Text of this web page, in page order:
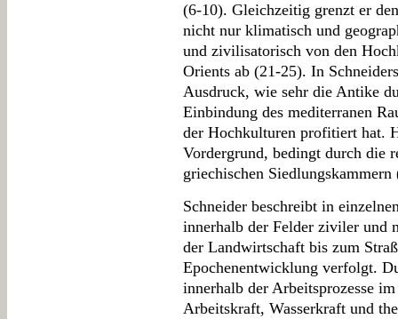
(6-10). Gleichzeitig grenzt er
nicht nur klimatisch und
und zivilisatorisch von den
Orients ab (21-25). In
Ausdruck, wie sehr die Antike
Einbindung des mediterranen
der Hochkulturen profitiert hat.
Vordergrund, bedingt durch die
griechischen Siedlungskammern
Schneider beschreibt in
innerhalb der Felder ziviler und
der Landwirtschaft bis zum
Epochenentwicklung verfolgt.
innerhalb der Arbeitsprozesse
Arbeitskraft, Wasserkraft und